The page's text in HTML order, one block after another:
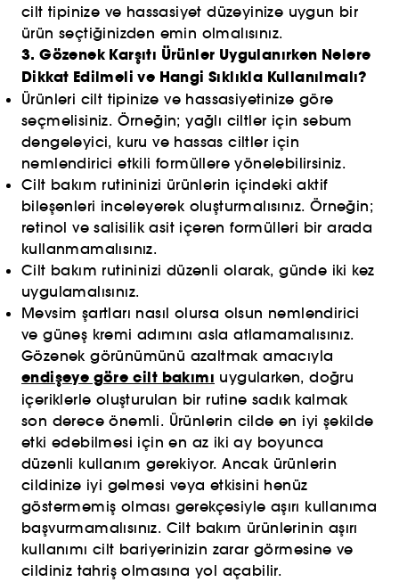
cilt tipinize ve hassasiyet düzeyinize uygun bir
ürün seçtiğinizden emin olmalısınız.
3. Gözenek Karşıtı Ürünler Uygulanırken Nelere
Dikkat Edilmeli ve Hangi Sıklıkla Kullanılmalı?
Ürünleri cilt tipinize ve hassasiyetinize göre
seçmelisiniz. Örneğin; yağlı ciltler için sebum
dengeleyici, kuru ve hassas ciltler için
nemlendirici etkili formüllere yönelebilirsiniz.
Cilt bakım rutininizi ürünlerin içindeki aktif
bileşenleri inceleyerek oluşturmalısınız. Örneğin;
retinol ve salisilik asit içeren formülleri bir arada
kullanmamalısınız.
Cilt bakım rutininizi düzenli olarak, günde iki kez
uygulamalısınız.
Mevsim şartları nasıl olursa olsun nemlendirici
ve güneş kremi adımını asla atlamamalısınız.
Gözenek görünümünü azaltmak amacıyla
endişeye göre cilt bakımı uygularken, doğru
içeriklerle oluşturulan bir rutine sadık kalmak
son derece önemli. Ürünlerin cilde en iyi şekilde
etki edebilmesi için en az iki ay boyunca
düzenli kullanım gerekiyor. Ancak ürünlerin
cildinize iyi gelmesi veya etkisini henüz
göstermemiş olması gerekçesiyle aşırı kullanıma
başvurmamalısınız. Cilt bakım ürünlerinin aşırı
kullanımı cilt bariyerinizin zarar görmesine ve
cildiniz tahriş olmasına yol açabilir.